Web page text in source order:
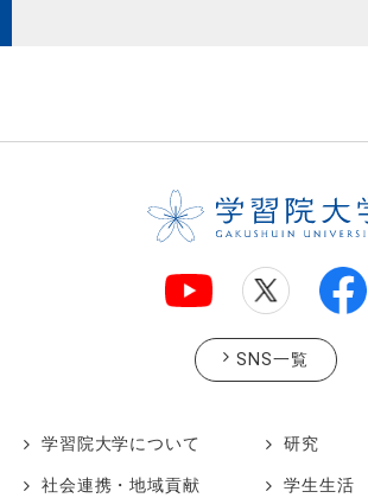
SNS一覧
学習院大学について 研究
社会連携・地域貢献 学生生活